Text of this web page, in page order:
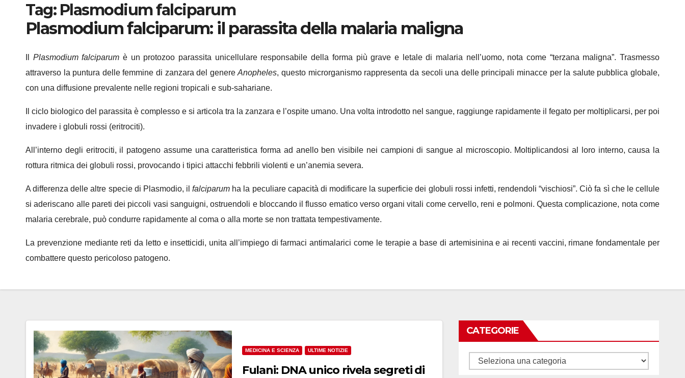
Tag: Plasmodium falciparum
Plasmodium falciparum: il parassita della malaria maligna
Plasmodium falciparum è un protozoo parassita unicellulare responsabile della forma più grave e letale di malaria nell’uomo, nota come “terzana maligna”. Trasmesso
attraverso la puntura delle femmine di zanzara del genereAnopheles, questo microrganismo rappresenta da secoli una delle principali minacce per la salute pubblica globale,
con una diffusione prevalente nelle regioni tropicali e sub-sahariane.
Il ciclo biologico del parassita è complesso e si articola tra la zanzara e l’ospite umano. Una volta introdotto nel sangue, raggiunge rapidamente il fegato per moltiplicarsi, per poi
invadere i globuli rossi (eritrociti).
All’interno degli eritrociti, il patogeno assume una caratteristica forma ad anello ben visibile nei campioni di sangue al microscopio. Moltiplicandosi al loro interno, causa la
rottura ritmica dei globuli rossi, provocando i tipici attacchi febbrili violenti e un’anemia severa.
A differenza delle altre specie di Plasmodio, ilfalciparum ha la peculiare capacità di modificare la superficie dei globuli rossi infetti, rendendoli “vischiosi”. Ciò fa sì che le cellule
si aderiscano alle pareti dei piccoli vasi sanguigni, ostruendoli e bloccando il flusso ematico verso organi vitali come cervello, reni e polmoni. Questa complicazione, nota come
malaria cerebrale, può condurre rapidamente al coma o alla morte se non trattata tempestivamente.
La prevenzione mediante reti da letto e insetticidi, unita all’impiego di farmaci antimalarici come le terapie a base di artemisinina e ai recenti vaccini, rimane fondamentale per
combattere questo pericoloso patogeno.
MEDICINA E SCIENZA ULTIME NOTIZIE
Fulani: DNA unico rivela segreti di
CATEGORIE
Categorie